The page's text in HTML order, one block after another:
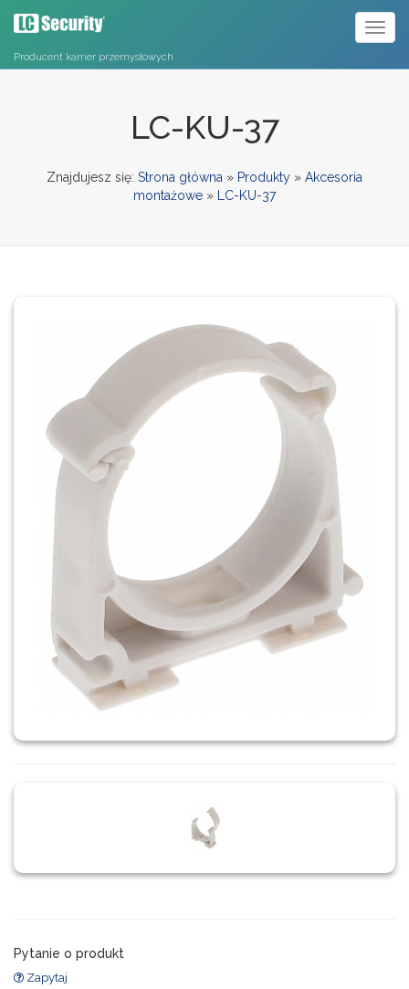
Producent kamer przemysłowych
LC-KU-37
Znajdujesz się: Strona główna » Produkty » Akcesoria
montażowe » LC-KU-37
Pytanie o produkt
Zapytaj